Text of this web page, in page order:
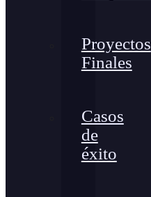
Proyectos
Finales
Casos
de
éxito